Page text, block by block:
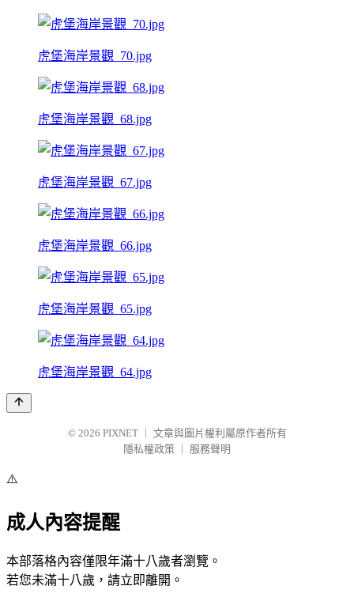
虎堡海岸景觀_70.jpg
虎堡海岸景觀_68.jpg
虎堡海岸景觀_67.jpg
虎堡海岸景觀_66.jpg
虎堡海岸景觀_65.jpg
虎堡海岸景觀_64.jpg
© 2026 PIXNET
文章與圖片權利屬原作者所有
隱私權政策
服務聲明
⚠️
成人內容提醒
本部落格內容僅限年滿十八歲者瀏覽。
若您未滿十八歲，請立即離開。